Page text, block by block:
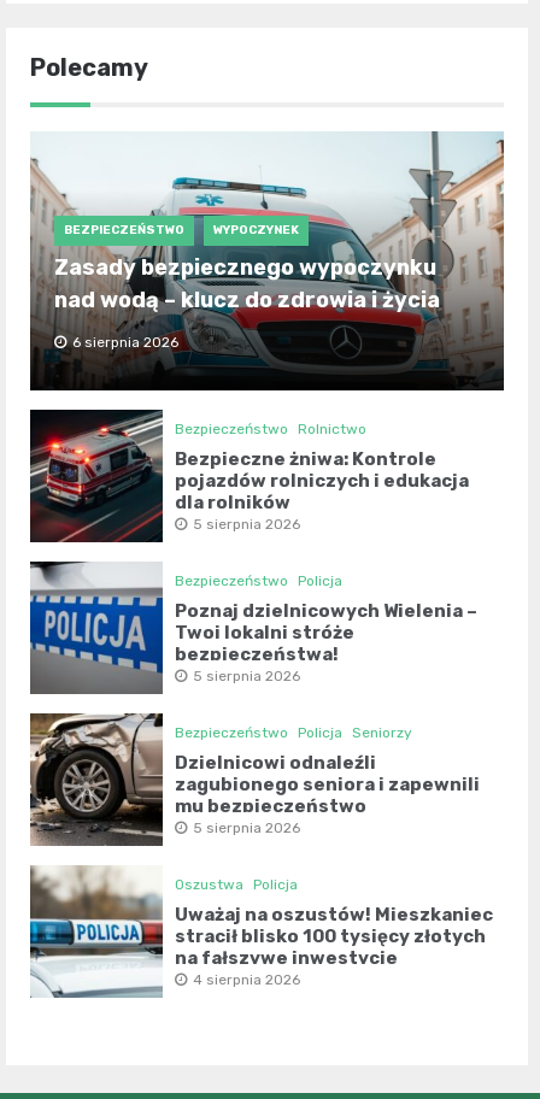
Polecamy
BEZPIECZEŃSTWO WYPOCZYNEK
Zasady bezpiecznego wypoczynku
nad wodą – klucz do zdrowia i życia
6 sierpnia 2026
Bezpieczeństwo Rolnictwo
Bezpieczne żniwa: Kontrole
pojazdów rolniczych i edukacja
dla rolników
5 sierpnia 2026
Bezpieczeństwo Policja
Poznaj dzielnicowych Wielenia –
Twoi lokalni stróże
bezpieczeństwa!
5 sierpnia 2026
Bezpieczeństwo Policja Seniorzy
Dzielnicowi odnaleźli
zagubionego seniora i zapewnili
mu bezpieczeństwo
5 sierpnia 2026
Oszustwa Policja
Uważaj na oszustów! Mieszkaniec
stracił blisko 100 tysięcy złotych
na fałszywe inwestycje
4 sierpnia 2026